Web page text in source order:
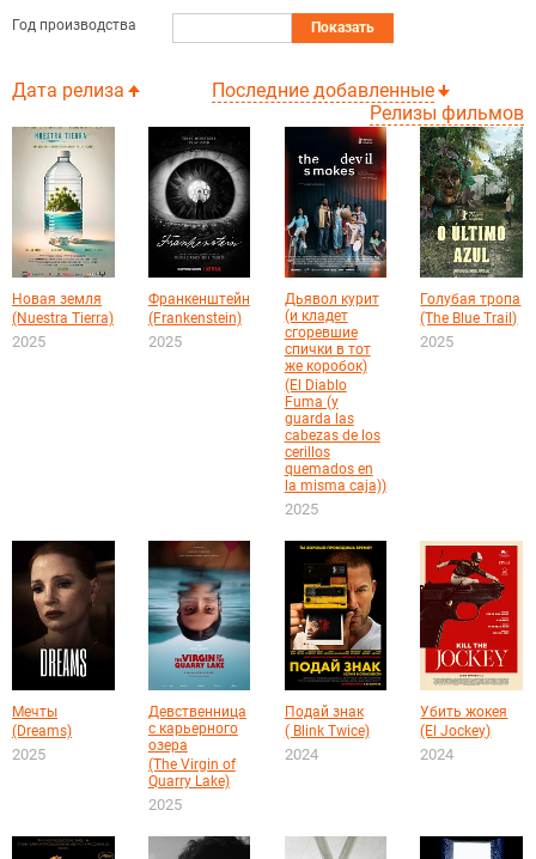
Год производства Показать
Дата релиза
Последние добавленные
Релизы фильмов
Новая земля
(Nuestra Tierra)
2025
Франкенштейн
(Frankenstein)
2025
Дьявол курит
(и кладет
сгоревшие
спички в тот
же коробок)
(El Diablo
Fuma (y
guarda las
cabezas de los
cerillos
quemados en
la misma caja))
2025
Голубая тропа
(The Blue Trail)
2025
Мечты
(Dreams)
2025
Девственница
с карьерного
озера
(The Virgin of
Quarry Lake)
2025
Подай знак
( Blink Twice)
2024
Убить жокея
(El Jockey)
2024